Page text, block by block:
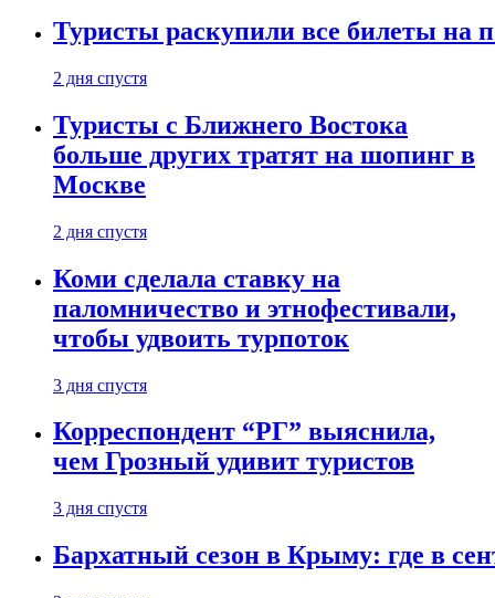
Туристы раскупили все билеты на
2 дня спустя
Туристы с Ближнего Востока
больше других тратят на шопинг в
Москве
2 дня спустя
Коми сделала ставку на
паломничество и этнофестивали,
чтобы удвоить турпоток
3 дня спустя
Корреспондент “РГ” выяснила,
чем Грозный удивит туристов
3 дня спустя
Бархатный сезон в Крыму: где в